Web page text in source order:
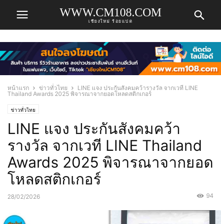
WWW.CM108.COM
เชียงใหม่ ร้อยแปด
หน้าแรก ข่าวทั่วไทย
LINE แจง ประกันสังคมคว้ารางวัล จากเวที LINE
Thailand Awards 2025 พิจารณาจากยอดโหลดสติกเกอร์
ข่าวทั่วไทย
LINE แจง ประกันสังคมคว้า
รางวัล จากเวที LINE Thailand
Awards 2025 พิจารณาจากยอด
โหลดสติกเกอร์
28/02/2026 94